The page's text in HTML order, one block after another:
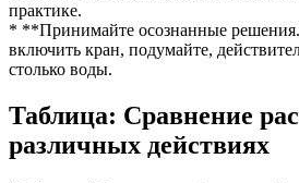
практике.
* **Принимайте осознанные
включить кран, подумайте,
столько воды.
Таблица: Сравнение
различных действиях